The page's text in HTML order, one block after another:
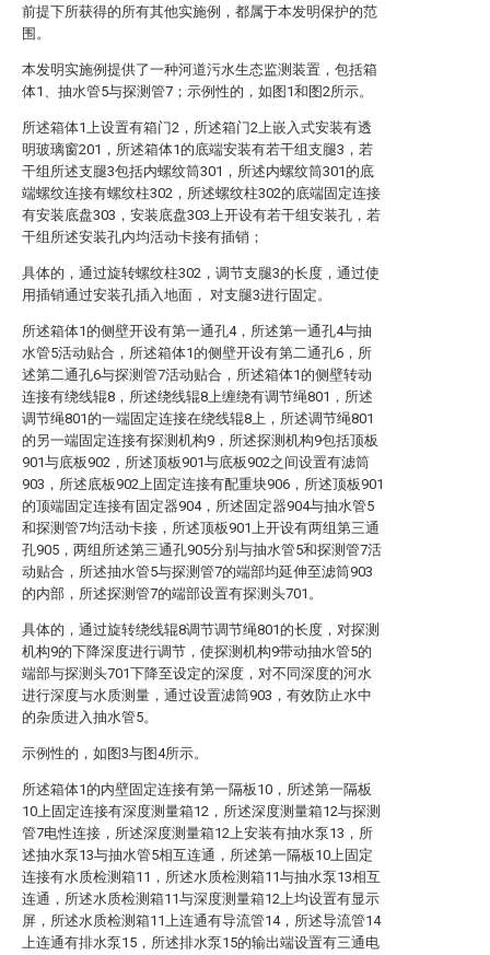
前提下所获得的所有其他实施例，都属于本发明保护的范
围。
本发明实施例提供了一种河道污水生态监测装置，包括箱
体1、抽水管5与探测管7；示例性的，如图1和图2所示。
所述箱体1上设置有箱门2，所述箱门2上嵌入式安装有透
明玻璃窗201，所述箱体1的底端安装有若干组支腿3，若
干组所述支腿3包括内螺纹筒301，所述内螺纹筒301的底
端螺纹连接有螺纹柱302，所述螺纹柱302的底端固定连接
有安装底盘303，安装底盘303上开设有若干组安装孔，若
干组所述安装孔内均活动卡接有插销；
具体的，通过旋转螺纹柱302，调节支腿3的长度，通过使
用插销通过安装孔插入地面， 对支腿3进行固定。
所述箱体1的侧壁开设有第一通孔4，所述第一通孔4与抽
水管5活动贴合，所述箱体1的侧壁开设有第二通孔6，所
述第二通孔6与探测管7活动贴合，所述箱体1的侧壁转动
连接有绕线辊8，所述绕线辊8上缠绕有调节绳801，所述
调节绳801的一端固定连接在绕线辊8上，所述调节绳801
的另一端固定连接有探测机构9，所述探测机构9包括顶板
901与底板902，所述顶板901与底板902之间设置有滤筒
903，所述底板902上固定连接有配重块906，所述顶板901
的顶端固定连接有固定器904，所述固定器904与抽水管5
和探测管7均活动卡接，所述顶板901上开设有两组第三通
孔905，两组所述第三通孔905分别与抽水管5和探测管7活
动贴合，所述抽水管5与探测管7的端部均延伸至滤筒903
的内部，所述探测管7的端部设置有探测头701。
具体的，通过旋转绕线辊8调节调节绳801的长度，对探测
机构9的下降深度进行调节，使探测机构9带动抽水管5的
端部与探测头701下降至设定的深度，对不同深度的河水
进行深度与水质测量，通过设置滤筒903，有效防止水中
的杂质进入抽水管5。
示例性的，如图3与图4所示。
所述箱体1的内壁固定连接有第一隔板10，所述第一隔板
10上固定连接有深度测量箱12，所述深度测量箱12与探测
管7电性连接，所述深度测量箱12上安装有抽水泵13，所
述抽水泵13与抽水管5相互连通，所述第一隔板10上固定
连接有水质检测箱11，所述水质检测箱11与抽水泵13相互
连通，所述水质检测箱11与深度测量箱12上均设置有显示
屏，所述水质检测箱11上连通有导流管14，所述导流管14
上连通有排水泵15，所述排水泵15的输出端设置有三通电